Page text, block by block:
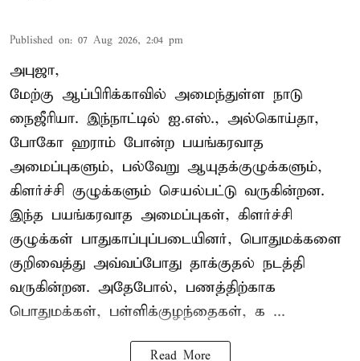
Published on: 07 Aug 2026, 2:04 pm
அபுஜா,
மேற்கு ஆப்பிரிக்காவில் அமைந்துள்ள நாடு
நைஜீரியா. இந்நாட்டில் ஐ.எஸ்., அல்கொய்தா,
போகோ ஹராம் போன்ற பயங்கரவாத
அமைப்புகளும், பல்வேறு ஆயுதக்குழுக்களும்,
கிளர்ச்சி குழுக்களும் செயல்பட்டு வருகின்றன.
இந்த பயங்கரவாத அமைப்புகள், கிளர்ச்சி
குழுக்கள் பாதுகாப்புப்படையினர், பொதுமக்களை
குறிவைத்து அவ்வப்போது தாக்குதல் நடத்தி
வருகின்றன. அதேபோல், பணத்திற்காக
பொதுமக்கள், பள்ளிக்குழந்தைகள், க ...
Read More